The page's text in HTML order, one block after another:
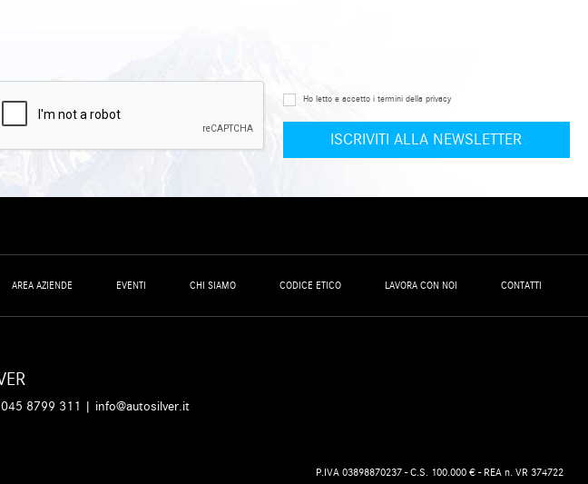
Ho letto e accetto i termini della privacy
AREA AZIENDE EVENTI CHI SIAMO CODICE ETICO LAVORA CON NOI CONTATTI
045 8799 311 | info@autosilver.it
P.IVA 03898870237 - C.S. 100.000 € - REA n. VR 374722